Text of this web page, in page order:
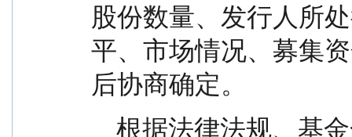
股份数量、发行人所
平、市场情况、募集
后协商确定。